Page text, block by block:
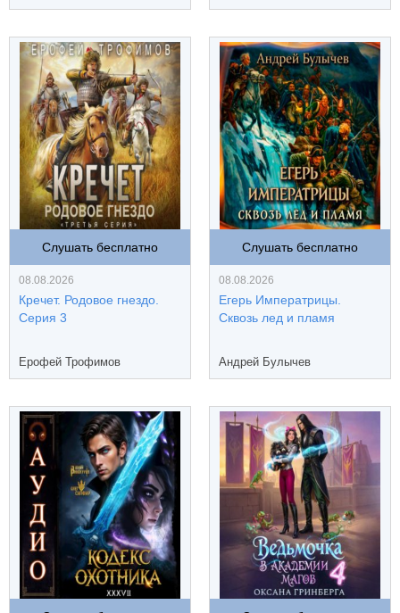
Слушать бесплатно
08.08.2026
Кречет. Родовое гнездо.
Серия 3
Ерофей Трофимов
Слушать бесплатно
08.08.2026
Егерь Императрицы.
Сквозь лед и пламя
Андрей Булычев